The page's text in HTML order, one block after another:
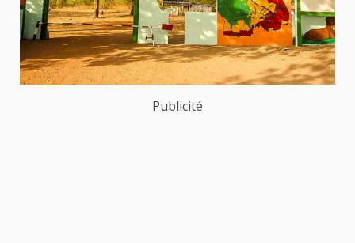
Publicité